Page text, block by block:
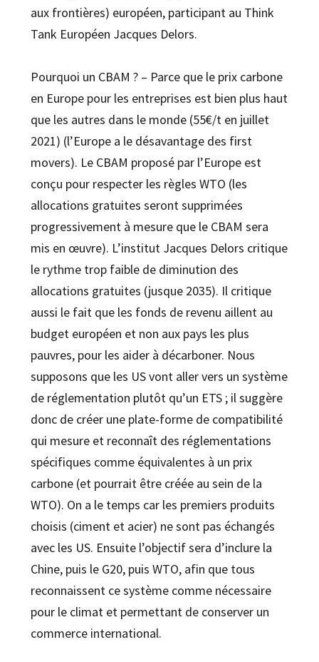
aux frontières) européen, participant au Think
Tank Européen Jacques Delors.
Pourquoi un CBAM ? – Parce que le prix carbone
en Europe pour les entreprises est bien plus haut
que les autres dans le monde (55€/t en juillet
2021) (l’Europe a le désavantage des first
movers). Le CBAM proposé par l’Europe est
conçu pour respecter les règles WTO (les
allocations gratuites seront supprimées
progressivement à mesure que le CBAM sera
mis en œuvre). L’institut Jacques Delors critique
le rythme trop faible de diminution des
allocations gratuites (jusque 2035). Il critique
aussi le fait que les fonds de revenu aillent au
budget européen et non aux pays les plus
pauvres, pour les aider à décarboner. Nous
supposons que les US vont aller vers un système
de réglementation plutôt qu’un ETS ; il suggère
donc de créer une plate-forme de compatibilité
qui mesure et reconnaît des réglementations
spécifiques comme équivalentes à un prix
carbone (et pourrait être créée au sein de la
WTO). On a le temps car les premiers produits
choisis (ciment et acier) ne sont pas échangés
avec les US. Ensuite l’objectif sera d’inclure la
Chine, puis le G20, puis WTO, afin que tous
reconnaissent ce système comme nécessaire
pour le climat et permettant de conserver un
commerce international.